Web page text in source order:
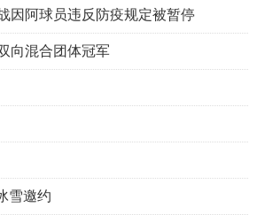
因阿球员违反防疫规定被暂停
向混合团体冠军
雪邀约